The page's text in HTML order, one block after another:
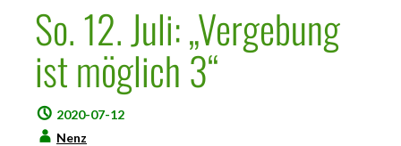
So. 12. Juli: „Vergebung
ist möglich 3“
2020-07-12
Nenz